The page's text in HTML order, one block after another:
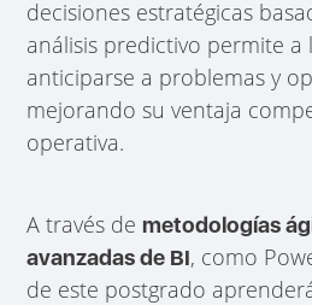
decisiones estratégicas
análisis predictivo permite a
anticiparse a problemas y
mejorando su ventaja
operativa.
A través demetodologías
avanzadas de BI, como
de este postgrado